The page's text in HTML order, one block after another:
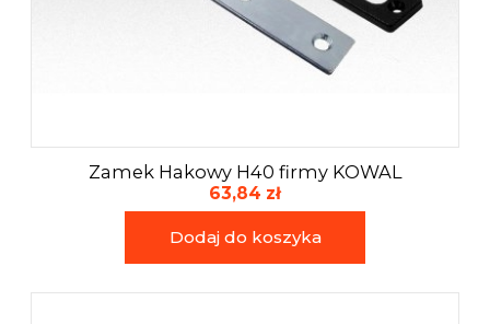
Zamek Hakowy H40 firmy KOWAL
63,84 zł
Dodaj do koszyka